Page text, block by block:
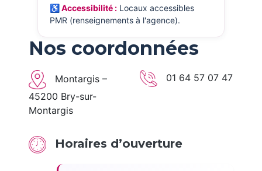
♿ Accessibilité :Locaux accessibles
PMR (renseignements à l'agence).
Nos coordonnées
Montargis –
45200 Bry-sur-
Montargis
01 64 57 07 47
Horaires d’ouverture